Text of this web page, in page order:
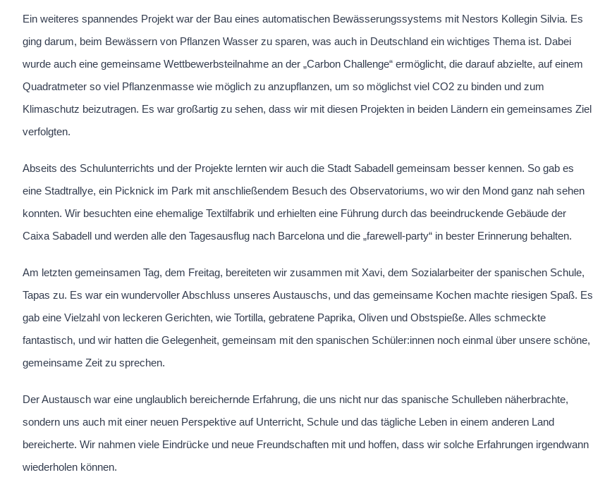
Ein weiteres spannendes Projekt war der Bau eines automatischen Bewässerungssystems mit Nestors Kollegin Silvia. Es
ging darum, beim Bewässern von Pflanzen Wasser zu sparen, was auch in Deutschland ein wichtiges Thema ist. Dabei
wurde auch eine gemeinsame Wettbewerbsteilnahme an der „Carbon Challenge“ ermöglicht, die darauf abzielte, auf einem
Quadratmeter so viel Pflanzenmasse wie möglich zu anzupflanzen, um so möglichst viel CO2 zu binden und zum
Klimaschutz beizutragen. Es war großartig zu sehen, dass wir mit diesen Projekten in beiden Ländern ein gemeinsames Ziel
verfolgten.
Abseits des Schulunterrichts und der Projekte lernten wir auch die Stadt Sabadell gemeinsam besser kennen. So gab es
eine Stadtrallye, ein Picknick im Park mit anschließendem Besuch des Observatoriums, wo wir den Mond ganz nah sehen
konnten. Wir besuchten eine ehemalige Textilfabrik und erhielten eine Führung durch das beeindruckende Gebäude der
Caixa Sabadell und werden alle den Tagesausflug nach Barcelona und die „farewell-party“ in bester Erinnerung behalten.
Am letzten gemeinsamen Tag, dem Freitag, bereiteten wir zusammen mit Xavi, dem Sozialarbeiter der spanischen Schule,
Tapas zu. Es war ein wundervoller Abschluss unseres Austauschs, und das gemeinsame Kochen machte riesigen Spaß. Es
gab eine Vielzahl von leckeren Gerichten, wie Tortilla, gebratene Paprika, Oliven und Obstspieße. Alles schmeckte
fantastisch, und wir hatten die Gelegenheit, gemeinsam mit den spanischen Schüler:innen noch einmal über unsere schöne,
gemeinsame Zeit zu sprechen.
Der Austausch war eine unglaublich bereichernde Erfahrung, die uns nicht nur das spanische Schulleben näherbrachte,
sondern uns auch mit einer neuen Perspektive auf Unterricht, Schule und das tägliche Leben in einem anderen Land
bereicherte. Wir nahmen viele Eindrücke und neue Freundschaften mit und hoffen, dass wir solche Erfahrungen irgendwann
wiederholen können.